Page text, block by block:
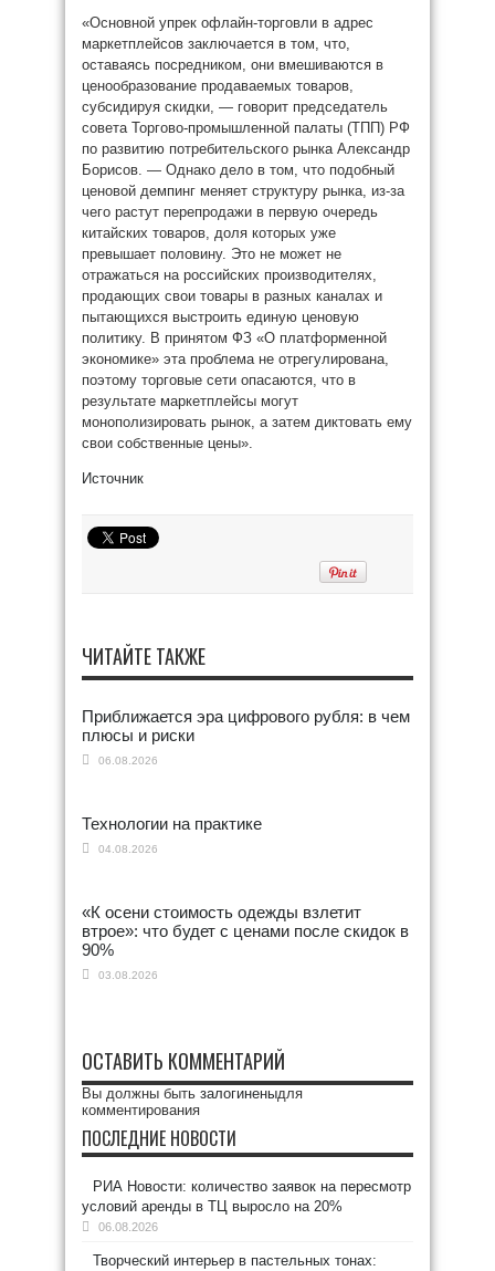
«Основной упрек офлайн-торговли в адрес
маркетплейсов заключается в том, что,
оставаясь посредником, они вмешиваются в
ценообразование продаваемых товаров,
субсидируя скидки, — говорит председатель
совета Торгово-промышленной палаты (ТПП) РФ
по развитию потребительского рынка Александр
Борисов. — Однако дело в том, что подобный
ценовой демпинг меняет структуру рынка, из-за
чего растут перепродажи в первую очередь
китайских товаров, доля которых уже
превышает половину. Это не может не
отражаться на российских производителях,
продающих свои товары в разных каналах и
пытающихся выстроить единую ценовую
политику. В принятом ФЗ «О платформенной
экономике» эта проблема не отрегулирована,
поэтому торговые сети опасаются, что в
результате маркетплейсы могут
монополизировать рынок, а затем диктовать ему
свои собственные цены».
Источник
ЧИТАЙТЕ ТАКЖЕ
Приближается эра цифрового рубля: в чем
плюсы и риски
06.08.2026
Технологии на практике
04.08.2026
«К осени стоимость одежды взлетит
втрое»: что будет с ценами после скидок в
90%
03.08.2026
ОСТАВИТЬ КОММЕНТАРИЙ
Вы должны быть залогиненыдля
комментирования
ПОСЛЕДНИЕ НОВОСТИ
РИА Новости: количество заявок на пересмотр
условий аренды в ТЦ выросло на 20%
06.08.2026
Творческий интерьер в пастельных тонах: